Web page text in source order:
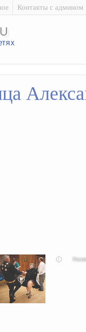
Контакты с админом
i